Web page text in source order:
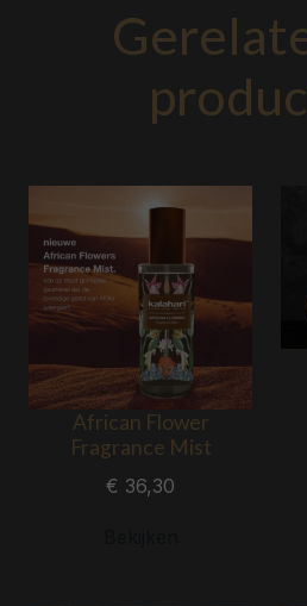
African Flower
Fragrance Mist
€ 36,30